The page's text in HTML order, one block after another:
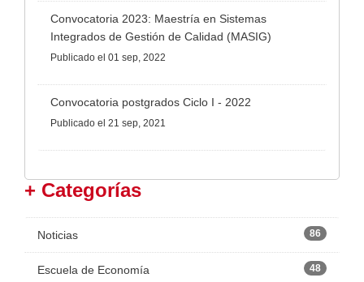
Convocatoria 2023: Maestría en Sistemas
Integrados de Gestión de Calidad (MASIG)
Publicado el 01 sep, 2022
Convocatoria postgrados Ciclo I - 2022
Publicado el 21 sep, 2021
+ Categorías
Noticias 86
Escuela de Economía 48